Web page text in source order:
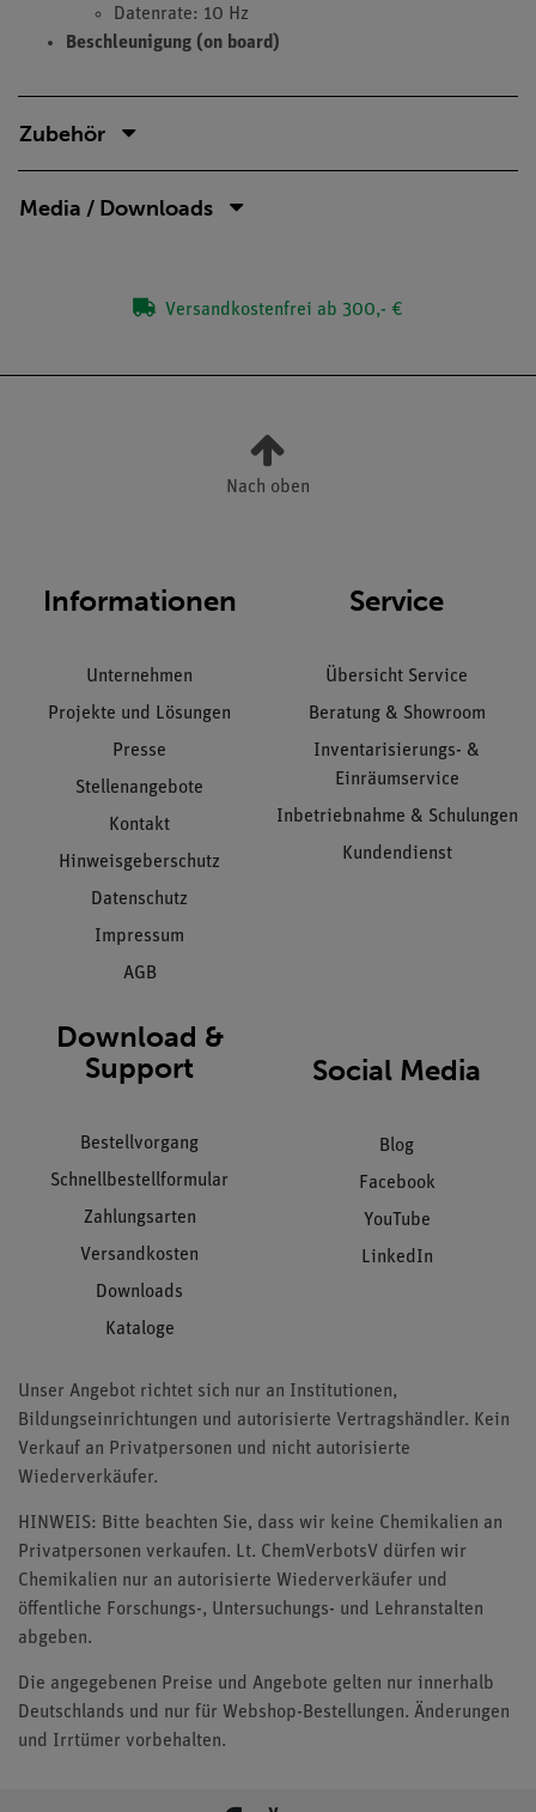
Datenrate: 10 Hz
Beschleunigung (on board)
Zubehör
Media / Downloads
Versandkostenfrei ab 300,- €
Nach oben
Informationen
Unternehmen
Projekte und Lösungen
Presse
Stellenangebote
Kontakt
Hinweisgeberschutz
Datenschutz
Impressum
AGB
Service
Übersicht Service
Beratung & Showroom
Inventarisierungs- &
Einräumservice
Inbetriebnahme & Schulungen
Kundendienst
Download &
Support
Bestellvorgang
Schnellbestellformular
Zahlungsarten
Versandkosten
Downloads
Kataloge
Social Media
Blog
Facebook
YouTube
LinkedIn
Unser Angebot richtet sich nur an Institutionen,
Bildungseinrichtungen und autorisierte Vertragshändler. Kein
Verkauf an Privatpersonen und nicht autorisierte
Wiederverkäufer.
HINWEIS: Bitte beachten Sie, dass wir keine Chemikalien an
Privatpersonen verkaufen. Lt. ChemVerbotsV dürfen wir
Chemikalien nur an autorisierte Wiederverkäufer und
öffentliche Forschungs-, Untersuchungs- und Lehranstalten
abgeben.
Die angegebenen Preise und Angebote gelten nur innerhalb
Deutschlands und nur für Webshop-Bestellungen. Änderungen
und Irrtümer vorbehalten.